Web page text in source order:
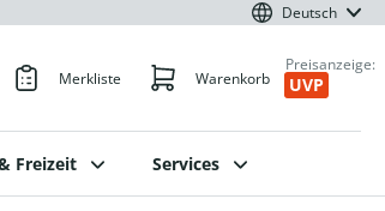
Deutsch
Merkliste Warenkorb
Preisanzeige:
UVP
Freizeit Services